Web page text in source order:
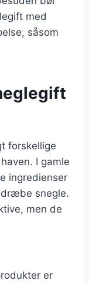
med
såsom
forskellige
I gamle
ingredienser
snegle.
men de
er